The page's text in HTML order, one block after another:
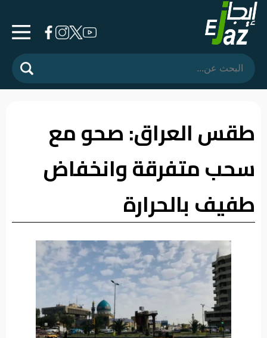
الرئيسية
المشهد
فرشة
وموقف
الفيديوهات
طقس العراق: صحو مع
سحب متفرقة وانخفاض
طفيف بالحرارة